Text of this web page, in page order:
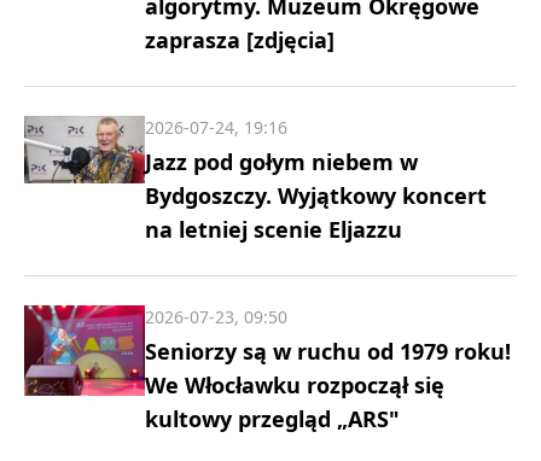
algorytmy. Muzeum Okręgowe
zaprasza [zdjęcia]
Jazz pod gołym niebem w
Bydgoszczy. Wyjątkowy koncert
na letniej scenie Eljazzu
2026-07-24, 19:16
Seniorzy są w ruchu od 1979 roku!
We Włocławku rozpoczął się
kultowy przegląd „ARS"
2026-07-23, 09:50